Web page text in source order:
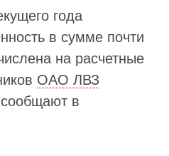
года
в сумме почти
на расчетные
ОАО ЛВЗ
в